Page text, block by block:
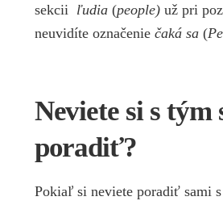
sekcii ľudia (people) už pri
neuvidíte označenie čaká sa (
Neviete si s tým
poradiť?
Pokiaľ si neviete poradiť sami